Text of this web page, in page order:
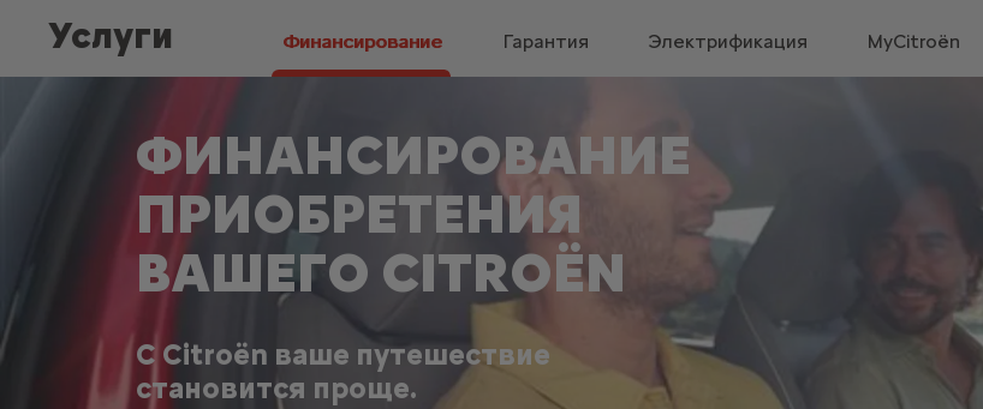
Услуги Финансирование Гарантия Электрификация MyCitroën
ФИНАНСИРОВАНИЕ
ПРИОБРЕТЕНИЯ
ВАШЕГО CITROËN
С Citroën ваше путешествие
становится проще.